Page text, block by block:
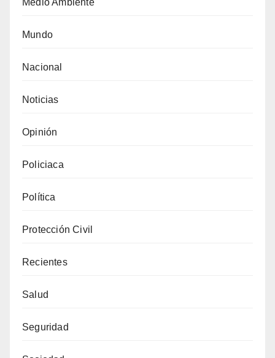
Mundo
Nacional
Noticias
Opinión
Policiaca
Política
Protección Civil
Recientes
Salud
Seguridad